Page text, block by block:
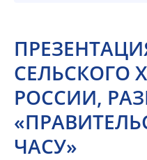
СЕЛЬСКОГО
РОССИИ,
ЧАСУ»